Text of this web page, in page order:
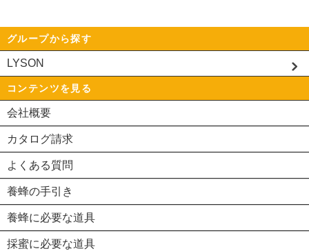
グループから探す
LYSON
コンテンツを見る
会社概要
カタログ請求
よくある質問
養蜂の手引き
養蜂に必要な道具
採蜜に必要な道具